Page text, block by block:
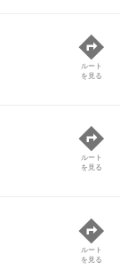
ルート
を見る
ルート
を見る
ルート
を見る